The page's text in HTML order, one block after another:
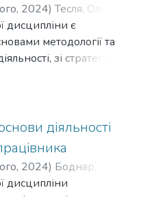
, 2024)Тесля, Ольга
Mariia;Кафедри
дисципліни є
методології та
зі стратегією
пошуку, його
та закріплення
вмінь щодо
вирішення наукової
ефективності її
й аналіз його
the academic
діяльності
, 2024) Боднар,
дисципліни